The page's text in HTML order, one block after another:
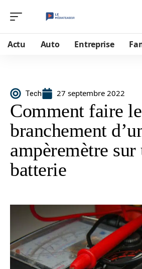
Actu Auto Entreprise
Tech 27 septembre 2022
Comment faire le
branchement
ampèremètre sur
batterie